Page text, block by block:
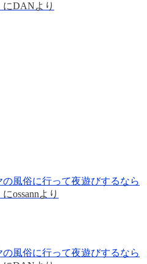
にDANより
の風俗に行って夜遊びするなら
にossannより
の風俗に行って夜遊びするなら